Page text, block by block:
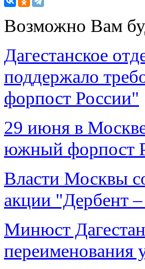
Возможно Вам
Дагестанское
поддержало
форпост России"
29 июня в
южный форпост
Власти Москвы
акции "Дербент
Минюст
переименования